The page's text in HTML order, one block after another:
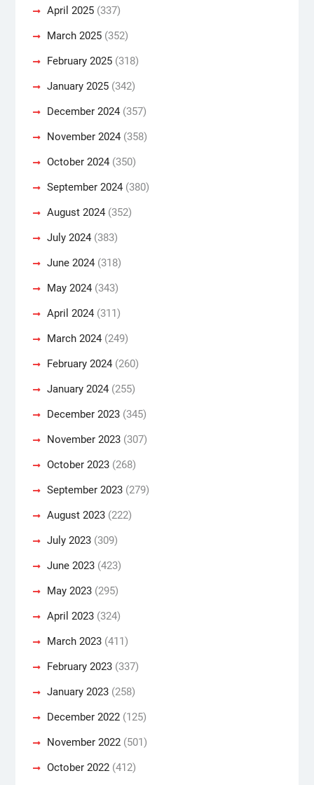
April 2025(337)
March 2025(352)
February 2025(318)
January 2025(342)
December 2024(357)
November 2024(358)
October 2024(350)
September 2024(380)
August 2024(352)
July 2024(383)
June 2024(318)
May 2024(343)
April 2024(311)
March 2024(249)
February 2024(260)
January 2024(255)
December 2023(345)
November 2023(307)
October 2023(268)
September 2023(279)
August 2023(222)
July 2023(309)
June 2023(423)
May 2023(295)
April 2023(324)
March 2023(411)
February 2023(337)
January 2023(258)
December 2022(125)
November 2022(501)
October 2022(412)